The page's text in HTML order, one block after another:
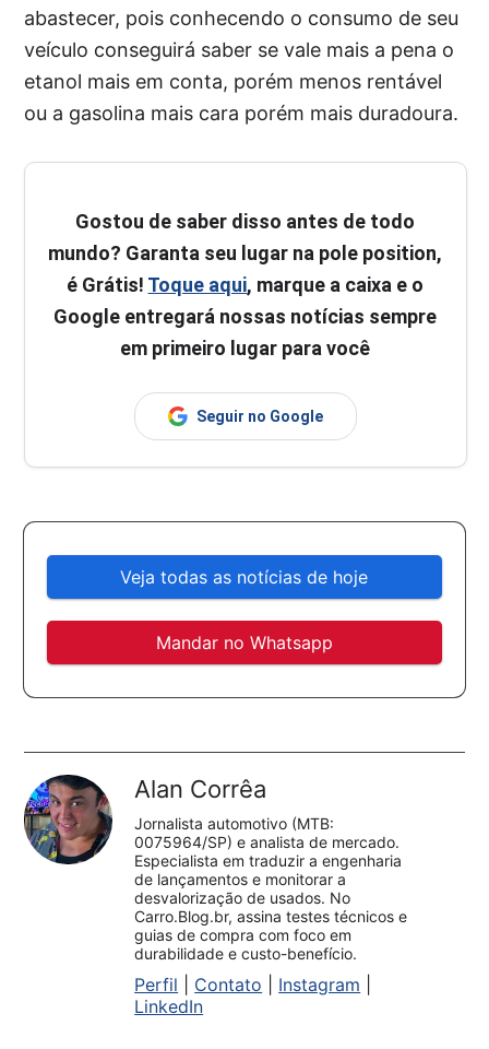
abastecer, pois conhecendo o consumo de seu
veículo conseguirá saber se vale mais a pena o
etanol mais em conta, porém menos rentável
ou a gasolina mais cara porém mais duradoura.
Gostou de saber disso antes de todo
mundo? Garanta seu lugar na pole position,
é Grátis! Toque aqui, marque a caixa e o
Google entregará nossas notícias sempre
em primeiro lugar para você
Seguir no Google
Veja todas as notícias de hoje
Mandar no Whatsapp
Alan Corrêa
Jornalista automotivo (MTB:
0075964/SP) e analista de mercado.
Especialista em traduzir a engenharia
de lançamentos e monitorar a
desvalorização de usados. No
Carro.Blog.br, assina testes técnicos e
guias de compra com foco em
durabilidade e custo-benefício.
Perfil Contato Instagram
LinkedIn